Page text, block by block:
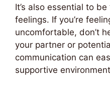
It’s also essential to
feelings. If you’re
uncomfortable, don’t
your partner or
communication can
supportive